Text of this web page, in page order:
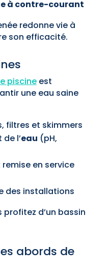
à contre-courant
redonne vie à
son efficacité.
piscineest
une eau saine
filtres et skimmers
l’eau (pH,
en service
des installations
d’un bassin
abords de